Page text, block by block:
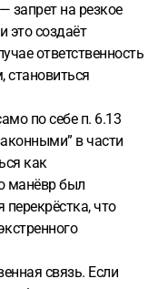
на резкое
это создаёт
ответственность
по себе п. 6.13
в части
как
манёвр был
что
связь. Если